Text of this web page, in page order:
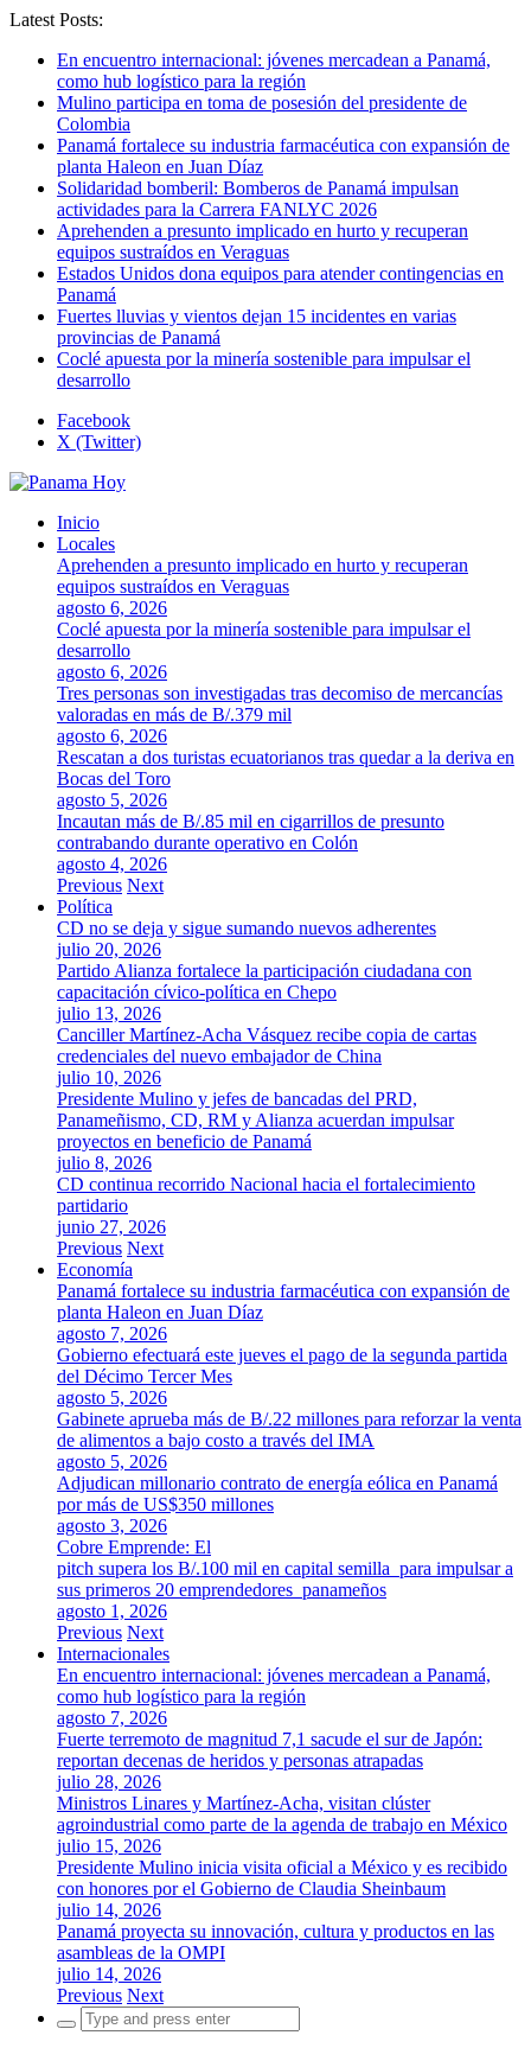
Latest Posts:
En encuentro internacional: jóvenes mercadean a Panamá,
como hub logístico para la región
Mulino participa en toma de posesión del presidente de
Colombia
Panamá fortalece su industria farmacéutica con expansión de
planta Haleon en Juan Díaz
Solidaridad bomberil: Bomberos de Panamá impulsan
actividades para la Carrera FANLYC 2026
Aprehenden a presunto implicado en hurto y recuperan
equipos sustraídos en Veraguas
Estados Unidos dona equipos para atender contingencias en
Panamá
Fuertes lluvias y vientos dejan 15 incidentes en varias
provincias de Panamá
Coclé apuesta por la minería sostenible para impulsar el
desarrollo
Facebook
X (Twitter)
Inicio
Locales
Aprehenden a presunto implicado en hurto y recuperan
equipos sustraídos en Veraguas
agosto 6, 2026
Coclé apuesta por la minería sostenible para impulsar el
desarrollo
agosto 6, 2026
Tres personas son investigadas tras decomiso de mercancías
valoradas en más de B/.379 mil
agosto 6, 2026
Rescatan a dos turistas ecuatorianos tras quedar a la deriva en
Bocas del Toro
agosto 5, 2026
Incautan más de B/.85 mil en cigarrillos de presunto
contrabando durante operativo en Colón
agosto 4, 2026
Previous Next
Política
CD no se deja y sigue sumando nuevos adherentes
julio 20, 2026
Partido Alianza fortalece la participación ciudadana con
capacitación cívico-política en Chepo
julio 13, 2026
Canciller Martínez-Acha Vásquez recibe copia de cartas
credenciales del nuevo embajador de China
julio 10, 2026
Presidente Mulino y jefes de bancadas del PRD,
Panameñismo, CD, RM y Alianza acuerdan impulsar
proyectos en beneficio de Panamá
julio 8, 2026
CD continua recorrido Nacional hacia el fortalecimiento
partidario
junio 27, 2026
Previous Next
Economía
Panamá fortalece su industria farmacéutica con expansión de
planta Haleon en Juan Díaz
agosto 7, 2026
Gobierno efectuará este jueves el pago de la segunda partida
del Décimo Tercer Mes
agosto 5, 2026
Gabinete aprueba más de B/.22 millones para reforzar la venta
de alimentos a bajo costo a través del IMA
agosto 5, 2026
Adjudican millonario contrato de energía eólica en Panamá
por más de US$350 millones
agosto 3, 2026
Cobre Emprende: El
pitch supera los B/.100 mil en capital semilla para impulsar a
sus primeros 20 emprendedores panameños
agosto 1, 2026
Previous Next
Internacionales
En encuentro internacional: jóvenes mercadean a Panamá,
como hub logístico para la región
agosto 7, 2026
Fuerte terremoto de magnitud 7,1 sacude el sur de Japón:
reportan decenas de heridos y personas atrapadas
julio 28, 2026
Ministros Linares y Martínez-Acha, visitan clúster
agroindustrial como parte de la agenda de trabajo en México
julio 15, 2026
Presidente Mulino inicia visita oficial a México y es recibido
con honores por el Gobierno de Claudia Sheinbaum
julio 14, 2026
Panamá proyecta su innovación, cultura y productos en las
asambleas de la OMPI
julio 14, 2026
Previous Next
Search
for: